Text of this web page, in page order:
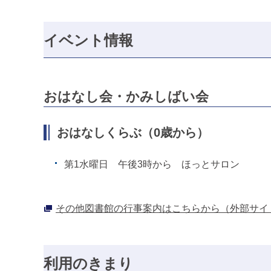
イベント情報
おはなし会・かみしばい会
おはなしくらぶ（0歳から）
第1水曜日 午後3時から ほっとサロン
その他図書館の行事案内はこちらから（外部サイ
利用のきまり